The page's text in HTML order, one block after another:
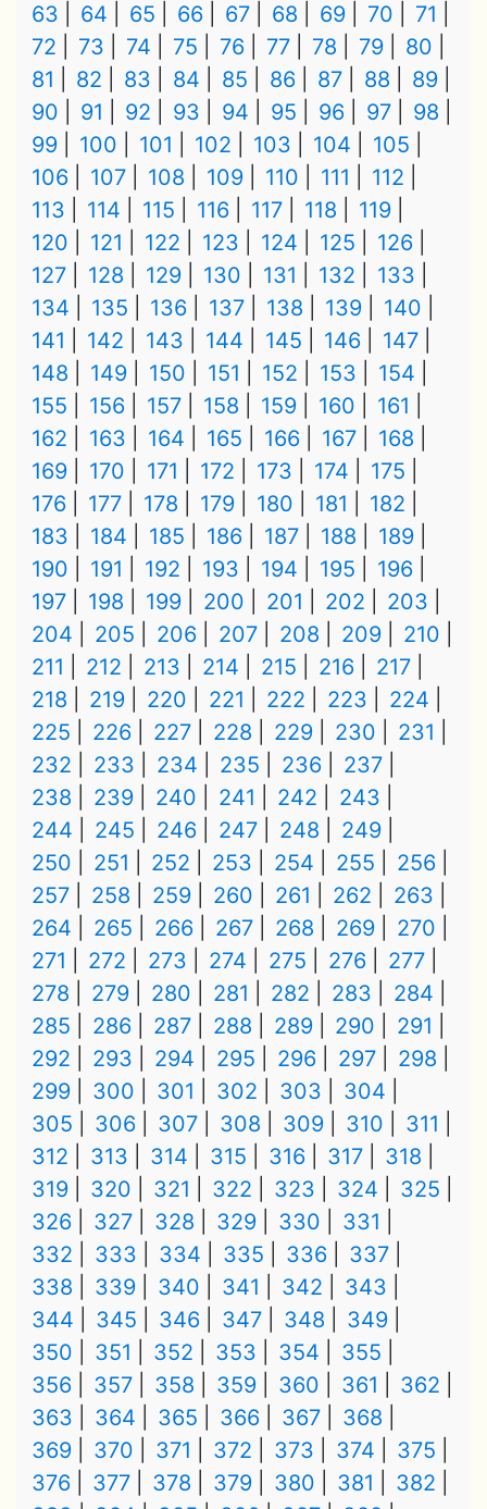
63
64 65 66 67 68 69 70
71
72
73 74 75 76 77 78 79
80
81
82 83 84 85 86 87 88
89
90
91 92 93 94 95 96 97
98
99
100 101 102 103 104
105
106
107 108 109 110 111
112
113
114 115 116 117 118
119
120
121 122 123 124 125
126
127
128 129 130 131 132
133
134
135 136 137 138 139
140
141
142 143 144 145 146
147
148
149 150 151 152 153
154
155
156 157 158 159 160
161
162
163 164 165 166 167
168
169
170 171 172 173 174
175
176
177 178 179 180 181
182
183
184 185 186 187 188
189
190
191 192 193 194 195
196
197
198 199 200 201 202
203
204
205 206 207 208 209
210
211
212 213 214 215 216
217
218
219 220 221 222 223
224
225
226 227 228 229 230
231
232
233 234 235 236
237
238
239 240 241 242
243
244
245 246 247 248
249
250
251 252 253 254 255
256
257
258 259 260 261 262
263
264
265 266 267 268 269
270
271
272 273 274 275 276
277
278
279 280 281 282 283
284
285
286 287 288 289 290
291
292
293 294 295 296 297
298
299
300 301 302 303
304
305
306 307 308 309 310
311
312
313 314 315 316 317
318
319
320 321 322 323 324
325
326
327 328 329 330
331
332
333 334 335 336
337
338
339 340 341 342
343
344
345 346 347 348
349
350
351 352 353 354
355
356
357 358 359 360 361
362
363
364 365 366 367
368
369
370 371 372 373 374
375
376
377 378 379 380 381
382